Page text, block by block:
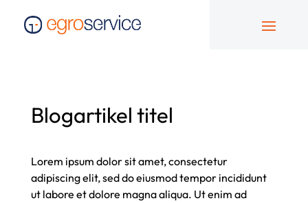
Blogartikel titel
Lorem ipsum dolor sit amet, consectetur
adipiscing elit, sed do eiusmod tempor incididunt
ut labore et dolore magna aliqua. Ut enim ad